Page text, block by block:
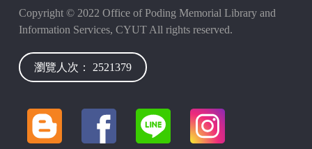
Copyright © 2022 Office of Poding Memorial Library and
Information Services, CYUT All rights reserved.
瀏覽人次： 2521379